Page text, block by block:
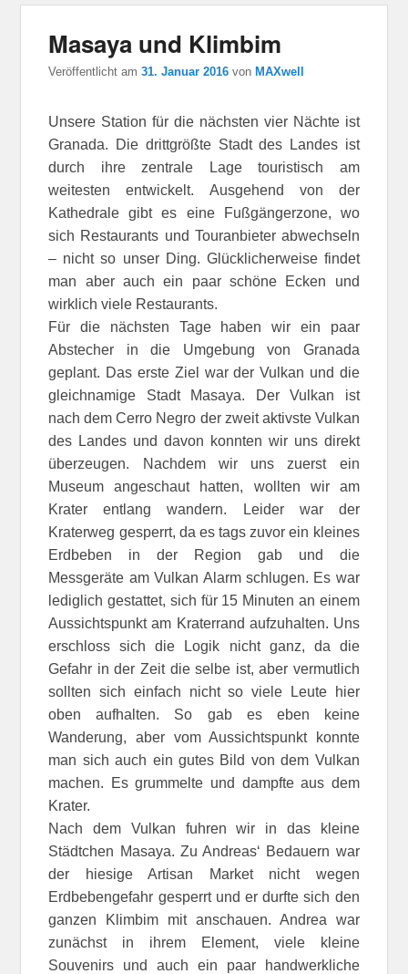
Masaya und Klimbim
Veröffentlicht am31. Januar 2016 von MAXwell
Unsere Station für die nächsten vier Nächte ist
Granada. Die drittgrößte Stadt des Landes ist
durch ihre zentrale Lage touristisch am
weitesten entwickelt. Ausgehend von der
Kathedrale gibt es eine Fußgängerzone, wo
sich Restaurants und Touranbieter abwechseln
– nicht so unser Ding. Glücklicherweise findet
man aber auch ein paar schöne Ecken und
wirklich viele Restaurants.
Für die nächsten Tage haben wir ein paar
Abstecher in die Umgebung von Granada
geplant. Das erste Ziel war der Vulkan und die
gleichnamige Stadt Masaya. Der Vulkan ist
nach dem Cerro Negro der zweit aktivste Vulkan
des Landes und davon konnten wir uns direkt
überzeugen. Nachdem wir uns zuerst ein
Museum angeschaut hatten, wollten wir am
Krater entlang wandern. Leider war der
Kraterweg gesperrt, da es tags zuvor ein kleines
Erdbeben in der Region gab und die
Messgeräte am Vulkan Alarm schlugen. Es war
lediglich gestattet, sich für 15 Minuten an einem
Aussichtspunkt am Kraterrand aufzuhalten. Uns
erschloss sich die Logik nicht ganz, da die
Gefahr in der Zeit die selbe ist, aber vermutlich
sollten sich einfach nicht so viele Leute hier
oben aufhalten. So gab es eben keine
Wanderung, aber vom Aussichtspunkt konnte
man sich auch ein gutes Bild von dem Vulkan
machen. Es grummelte und dampfte aus dem
Krater.
Nach dem Vulkan fuhren wir in das kleine
Städtchen Masaya. Zu Andreas‘ Bedauern war
der hiesige Artisan Market nicht wegen
Erdbebengefahr gesperrt und er durfte sich den
ganzen Klimbim mit anschauen. Andrea war
zunächst in ihrem Element, viele kleine
Souvenirs und auch ein paar handwerkliche